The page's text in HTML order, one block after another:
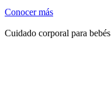
Conocer más
Cuidado corporal para bebés